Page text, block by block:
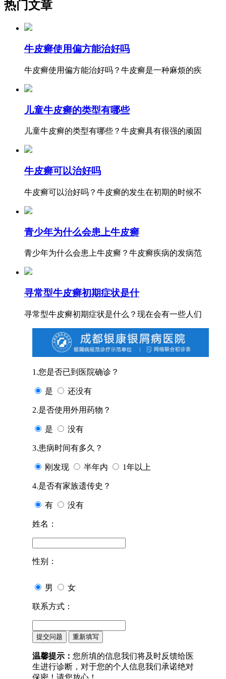
热门文章
牛皮癣使用偏方能治好吗
牛皮癣使用偏方能治好吗？牛皮癣是一种麻烦的疾
儿童牛皮癣的类型有哪些
儿童牛皮癣的类型有哪些？牛皮癣具有很强的顽固
牛皮癣可以治好吗
牛皮癣可以治好吗？牛皮癣的发生在初期的时候不
青少年为什么会患上牛皮癣
青少年为什么会患上牛皮癣？牛皮癣疾病的发病范
寻常型牛皮癣初期症状是什
寻常型牛皮癣初期症状是什么？现在会有一些人们
1.您是否已到医院确诊？
是 还没有
2.是否使用外用药物？
是 没有
3.患病时间有多久？
刚发现 半年内 1年以上
4.是否有家族遗传史？
有 没有
姓名：
性别：
男 女
联系方式：
温馨提示： 您所填的信息我们将及时反馈给医
生进行诊断，对于您的个人信息我们承诺绝对
保密！请您放心！